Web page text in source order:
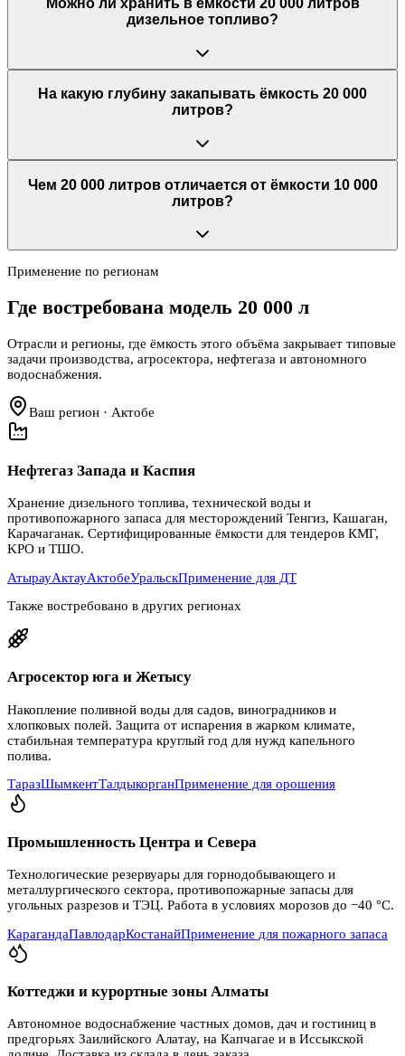
Можно ли хранить в ёмкости 20 000 литров
дизельное топливо?
На какую глубину закапывать ёмкость 20 000
литров?
Чем 20 000 литров отличается от ёмкости 10 000
литров?
Применение по регионам
Где востребована модель 20 000 л
Отрасли и регионы, где ёмкость этого объёма закрывает типовые
задачи производства, агросектора, нефтегаза и автономного
водоснабжения.
Ваш регион · Актобе
Нефтегаз Запада и Каспия
Хранение дизельного топлива, технической воды и
противопожарного запаса для месторождений Тенгиз, Кашаган,
Карачаганак. Сертифицированные ёмкости для тендеров КМГ,
KPO и ТШО.
АтырауАктауАктобеУральскПрименение для ДТ
Также востребовано в других регионах
Агросектор юга и Жетысу
Накопление поливной воды для садов, виноградников и
хлопковых полей. Защита от испарения в жарком климате,
стабильная температура круглый год для нужд капельного
полива.
ТаразШымкентТалдыкорганПрименение для орошения
Промышленность Центра и Севера
Технологические резервуары для горнодобывающего и
металлургического сектора, противопожарные запасы для
угольных разрезов и ТЭЦ. Работа в условиях морозов до −40 °C.
КарагандаПавлодарКостанайПрименение для пожарного запаса
Коттеджи и курортные зоны Алматы
Автономное водоснабжение частных домов, дач и гостиниц в
предгорьях Заилийского Алатау, на Капчагае и в Иссыкской